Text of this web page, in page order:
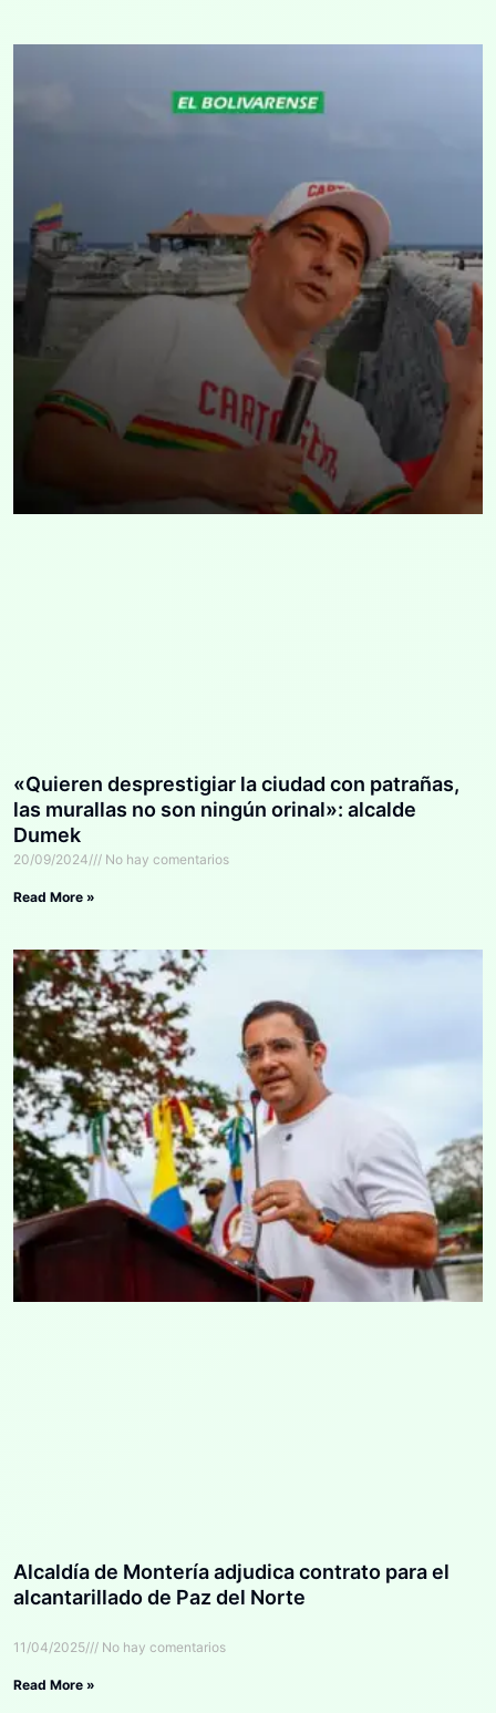
«Quieren desprestigiar la ciudad con patrañas,
las murallas no son ningún orinal»: alcalde
Dumek
20/09/2024 No hay comentarios
Read More »
Alcaldía de Montería adjudica contrato para el
alcantarillado de Paz del Norte
11/04/2025 No hay comentarios
Read More »